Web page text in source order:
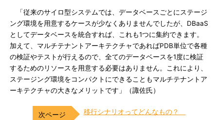
「従来のサイロ型システムでは、データベースごとにステージ
ング環境を用意するケースが少なくありませんでしたが、DBaaS
としてデータベースを統合すれば、これも1つに集約できます。
加えて、マルチテナントアーキテクチャであればPDB単位で各種
の検証やテストが行えるので、全てのデータベースを1度に検証
するためのリソースを用意する必要はありません。これにより、
ステージング環境をコンパクトにできることもマルチテナントア
ーキテクチャの大きなメリットです」（諏佐氏）
移行シナリオってどんなもの？